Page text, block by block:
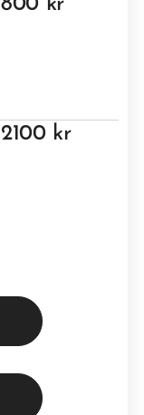
800 kr
2100 kr